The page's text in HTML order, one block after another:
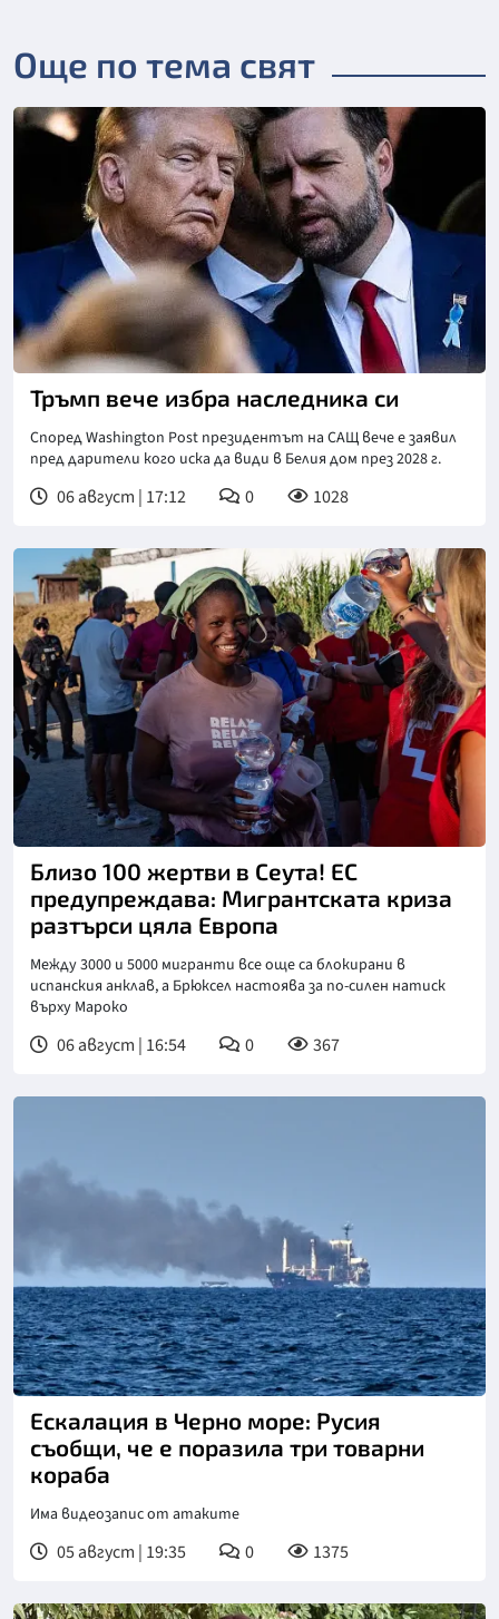
Още по тема свят
Тръмп вече избра наследника си
Според Washington Post президентът на САЩ вече е заявил
пред дарители кого иска да види в Белия дом през 2028 г.
06 август | 17:12 0 1028
Снимка: БТА
Близо 100 жертви в Сеута! ЕС
предупреждава: Мигрантската криза
разтърси цяла Европа
Между 3000 и 5000 мигранти все още са блокирани в
испанския анклав, а Брюксел настоява за по-силен натиск
върху Мароко
06 август | 16:54 0 367
Снимка: БТА
Ескалация в Черно море: Русия
съобщи, че е поразила три товарни
кораба
Има видеозапис от атаките
05 август | 19:35 0 1375